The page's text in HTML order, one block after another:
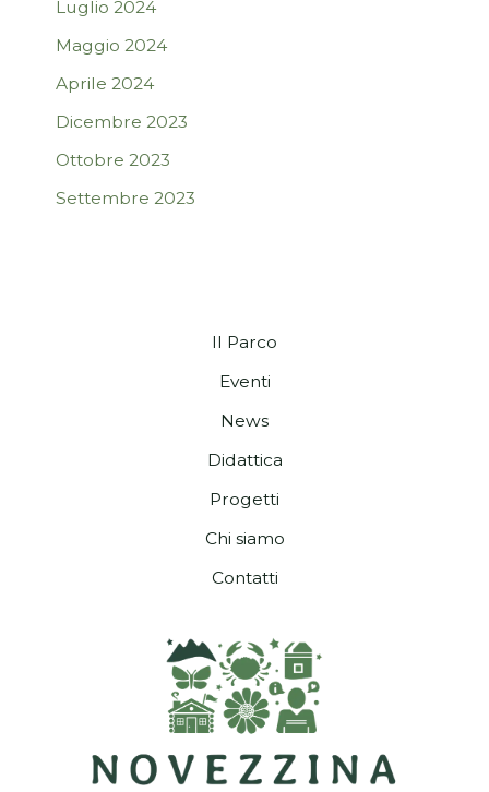
Luglio 2024
Maggio 2024
Aprile 2024
Dicembre 2023
Ottobre 2023
Settembre 2023
Il Parco
Eventi
News
Didattica
Progetti
Chi siamo
Contatti